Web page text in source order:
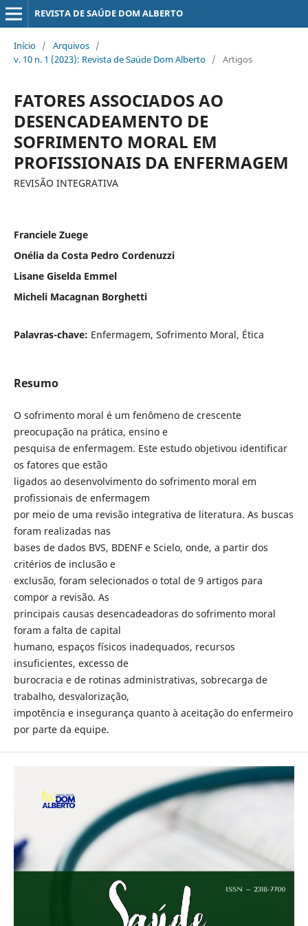
REVISTA DE SAÚDE DOM ALBERTO
Início / Arquivos /
v. 10 n. 1 (2023): Revista de Saúde Dom Alberto / Artigos
FATORES ASSOCIADOS AO
DESENCADEAMENTO DE
SOFRIMENTO MORAL EM
PROFISSIONAIS DA ENFERMAGEM
REVISÃO INTEGRATIVA
Franciele Zuege
Onélia da Costa Pedro Cordenuzzi
Lisane Giselda Emmel
Micheli Macagnan Borghetti
Palavras-chave: Enfermagem, Sofrimento Moral, Ética
Resumo
O sofrimento moral é um fenômeno de crescente
preocupação na prática, ensino e
pesquisa de enfermagem. Este estudo objetivou identificar
os fatores que estão
ligados ao desenvolvimento do sofrimento moral em
profissionais de enfermagem
por meio de uma revisão integrativa de literatura. As buscas
foram realizadas nas
bases de dados BVS, BDENF e Scielo, onde, a partir dos
critérios de inclusão e
exclusão, foram selecionados o total de 9 artigos para
compor a revisão. As
principais causas desencadeadoras do sofrimento moral
foram a falta de capital
humano, espaços físicos inadequados, recursos
insuficientes, excesso de
burocracia e de rotinas administrativas, sobrecarga de
trabalho, desvalorização,
impotência e insegurança quanto à aceitação do enfermeiro
por parte da equipe.